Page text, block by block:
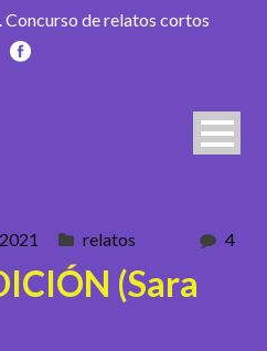
Concurso de relatos cortos
relatos 4
(Sara